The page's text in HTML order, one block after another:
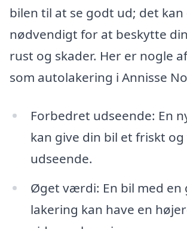
bilen til at se godt ud; det
nødvendigt for at beskytte
rust og skader. Her er nogle
som autolakering i Annisse
Forbedret udseende: En
kan give din bil et friskt
udseende.
Øget værdi: En bil med en
lakering kan have en